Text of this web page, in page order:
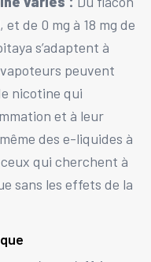
de 0 mg à 18 mg de
s’adaptent à
peuvent
nicotine qui
et à leur
des e-liquides à
qui cherchent à
sans les effets de la